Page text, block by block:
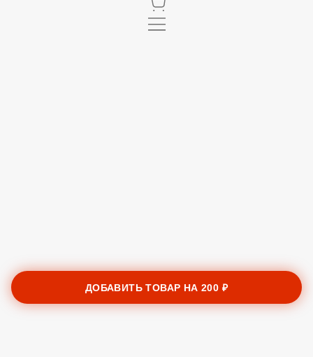
ДОБАВИТЬ ТОВАР НА200 ₽